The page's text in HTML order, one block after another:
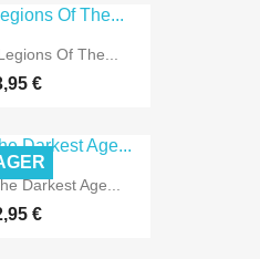
Of The...
€
Darkest Age...
€